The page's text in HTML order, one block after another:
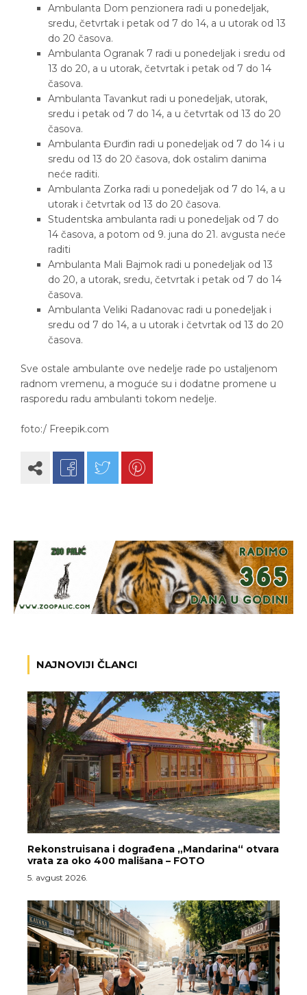
Ambulanta Dom penzionera radi u ponedeljak,
sredu, četvrtak i petak od 7 do 14, a u utorak od 13
do 20 časova.
Ambulanta Ogranak 7 radi u ponedeljak i sredu od
13 do 20, a u utorak, četvrtak i petak od 7 do 14
časova.
Ambulanta Tavankut radi u ponedeljak, utorak,
sredu i petak od 7 do 14, a u četvrtak od 13 do 20
časova.
Ambulanta Đurđin radi u ponedeljak od 7 do 14 i u
sredu od 13 do 20 časova, dok ostalim danima
neće raditi.
Ambulanta Zorka radi u ponedeljak od 7 do 14, a u
utorak i četvrtak od 13 do 20 časova.
Studentska ambulanta radi u ponedeljak od 7 do
14 časova, a potom od 9. juna do 21. avgusta neće
raditi
Ambulanta Mali Bajmok radi u ponedeljak od 13
do 20, a utorak, sredu, četvrtak i petak od 7 do 14
časova.
Ambulanta Veliki Radanovac radi u ponedeljak i
sredu od 7 do 14, a u utorak i četvrtak od 13 do 20
časova.
Sve ostale ambulante ove nedelje rade po ustaljenom
radnom vremenu, a moguće su i dodatne promene u
rasporedu radu ambulanti tokom nedelje.
foto:/ Freepik.com
NAJNOVIJI ČLANCI
Rekonstruisana i dograđena „Mandarina“ otvara
vrata za oko 400 mališana – FOTO
5. avgust 2026.